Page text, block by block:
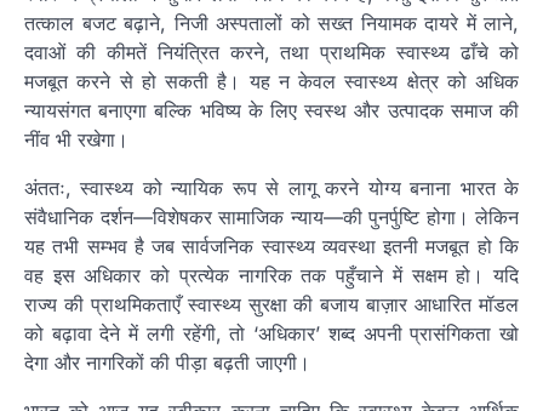
तत्काल बजट बढ़ाने, निजी अस्पतालों को सख्त नियामक दायरे में लाने,
दवाओं की कीमतें नियंत्रित करने, तथा प्राथमिक स्वास्थ्य ढाँचे को
मजबूत करने से हो सकती है। यह न केवल स्वास्थ्य क्षेत्र को अधिक
न्यायसंगत बनाएगा बल्कि भविष्य के लिए स्वस्थ और उत्पादक समाज की
नींव भी रखेगा।
अंततः, स्वास्थ्य को न्यायिक रूप से लागू करने योग्य बनाना भारत के
संवैधानिक दर्शन—विशेषकर सामाजिक न्याय—की पुनर्पुष्टि होगा। लेकिन
यह तभी सम्भव है जब सार्वजनिक स्वास्थ्य व्यवस्था इतनी मजबूत हो कि
वह इस अधिकार को प्रत्येक नागरिक तक पहुँचाने में सक्षम हो। यदि
राज्य की प्राथमिकताएँ स्वास्थ्य सुरक्षा की बजाय बाज़ार आधारित मॉडल
को बढ़ावा देने में लगी रहेंगी, तो ‘अधिकार’ शब्द अपनी प्रासंगिकता खो
देगा और नागरिकों की पीड़ा बढ़ती जाएगी।